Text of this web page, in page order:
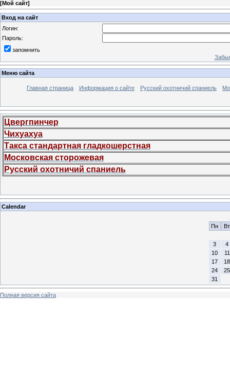
[Мой сайт]
Вход на сайт
Логин:
Пароль:
запомнить
Меню сайта
Главная страница Информация о сайте Русский охотничий спаниель
Цвергпинчер
Чихуахуа
Такса стандартная гладкошерстная
Московская сторожевая
Русский охотничий спаниель
Calendar
Пн
Вт
3
4
10
11
17
18
24
25
31
Полная версия сайта